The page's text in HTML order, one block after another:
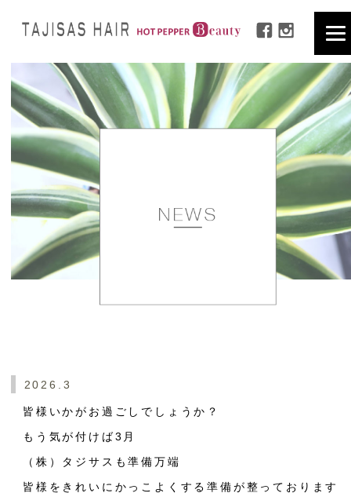
2026.3
皆様いかがお過ごしでしょうか？
もう気が付けば3月
（株）タジサスも準備万端
皆様をきれいにかっこよくする準備が整っております